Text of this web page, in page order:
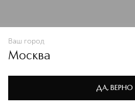
Политике конфиденциальности
В КОРЗИНУ
Ваш город
Москва
ДА, ВЕРНО